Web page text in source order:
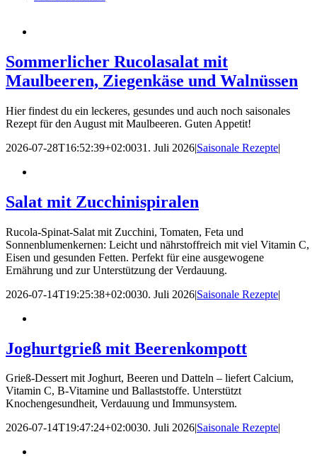
Sommerlicher Rucolasalat mit
Maulbeeren, Ziegenkäse und Walnüssen
Hier findest du ein leckeres, gesundes und auch noch saisonales
Rezept für den August mit Maulbeeren. Guten Appetit!
2026-07-28T16:52:39+02:0031. Juli 2026|Saisonale Rezepte|
Salat mit Zucchinispiralen
Rucola-Spinat-Salat mit Zucchini, Tomaten, Feta und
Sonnenblumenkernen: Leicht und nährstoffreich mit viel Vitamin C,
Eisen und gesunden Fetten. Perfekt für eine ausgewogene
Ernährung und zur Unterstützung der Verdauung.
2026-07-14T19:25:38+02:0030. Juli 2026|Saisonale Rezepte|
Joghurtgrieß mit Beerenkompott
Grieß-Dessert mit Joghurt, Beeren und Datteln – liefert Calcium,
Vitamin C, B-Vitamine und Ballaststoffe. Unterstützt
Knochengesundheit, Verdauung und Immunsystem.
2026-07-14T19:47:24+02:0030. Juli 2026|Saisonale Rezepte|